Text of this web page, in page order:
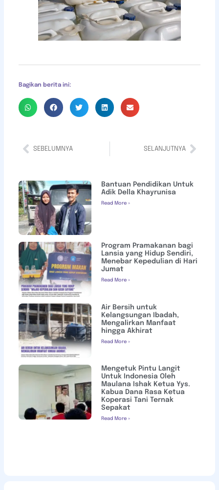
Bagikan berita ini:
SEBELUMNYA SELANJUTNYA
Bantuan Pendidikan Untuk
Adik Della Khayrunisa
Read More »
Program Pramakanan bagi
Lansia yang Hidup Sendiri,
Menebar Kepedulian di Hari
Jumat
Read More »
Air Bersih untuk
Kelangsungan Ibadah,
Mengalirkan Manfaat
hingga Akhirat
Read More »
Mengetuk Pintu Langit
Untuk Indonesia Oleh
Maulana Ishak Ketua Yys.
Kabua Dana Rasa Ketua
Koperasi Tani Ternak
Sepakat
Read More »